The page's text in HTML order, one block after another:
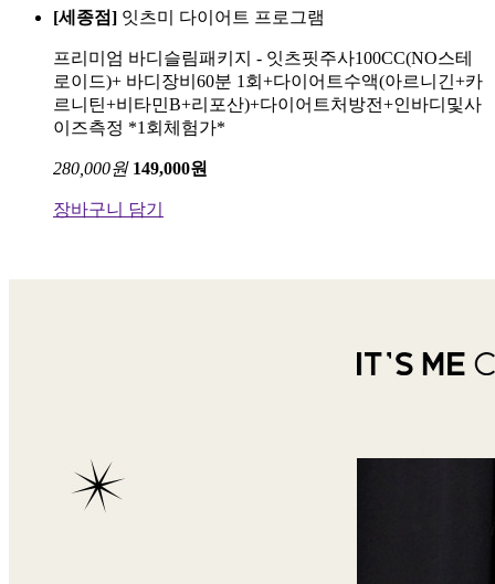
[세종점] 잇츠미 다이어트 프로그램
프리미엄 바디슬림패키지 - 잇츠핏주사100CC(NO스테
로이드)+ 바디장비60분 1회+다이어트수액(아르니긴+카
르니틴+비타민B+리포산)+다이어트처방전+인바디및사
이즈측정 *1회체험가*
280,000원 149,000원
장바구니 담기